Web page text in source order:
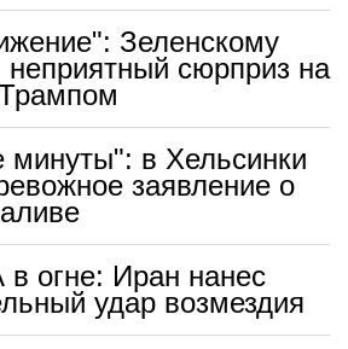
Зеленскому
неприятный сюрприз на
минуты": в Хельсинки
заявление о
огне: Иран нанес
удар возмездия